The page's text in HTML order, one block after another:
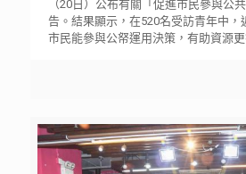
（20日）公布有關「促進市民參與公
告。結果顯示，在520名受訪青年中，
市民能參與公帑運用決策，有助資源